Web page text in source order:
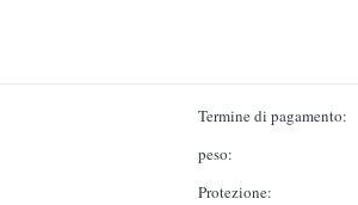
Termine di pagamento:
peso:
Protezione: